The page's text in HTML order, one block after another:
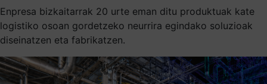
Enpresa bizkaitarrak 20 urte eman ditu produktuak kate
logistiko osoan gordetzeko neurrira egindako soluzioak
diseinatzen eta fabrikatzen.